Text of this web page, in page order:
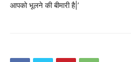
आपको भूलने की बीमारी है|’